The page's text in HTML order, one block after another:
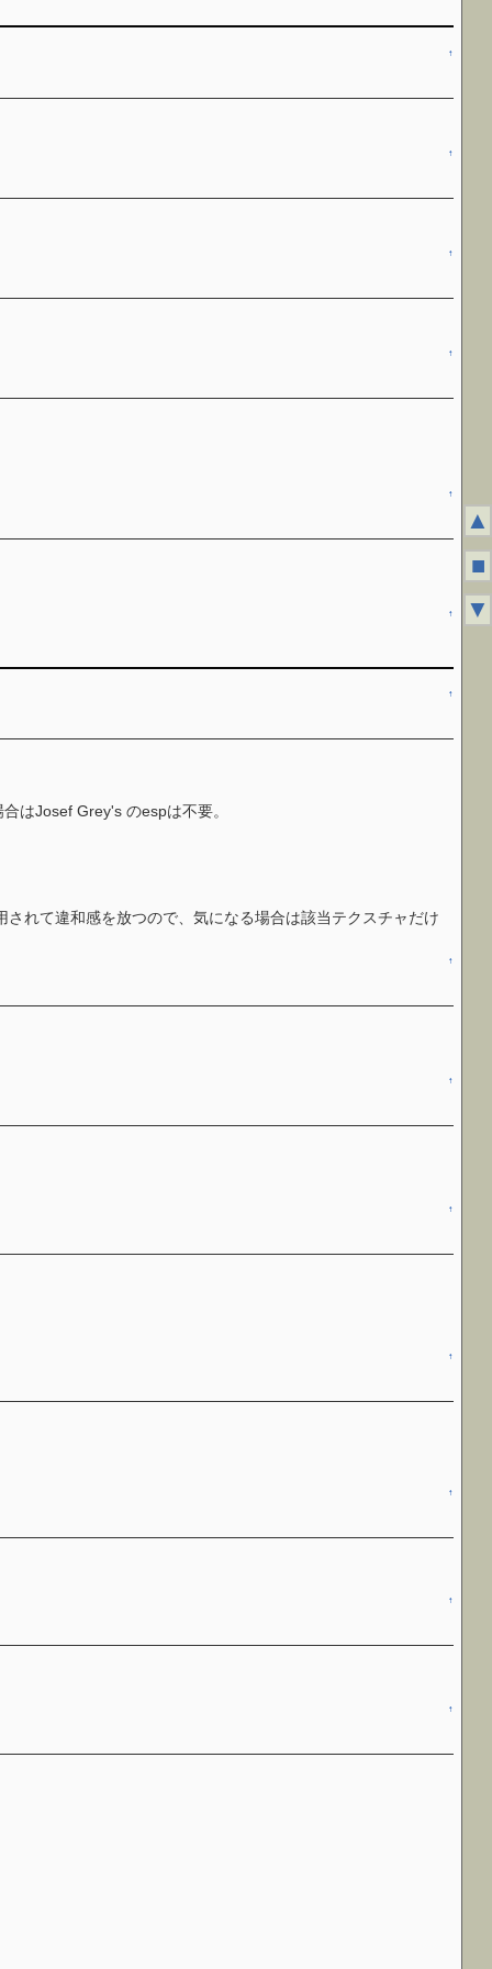
↑
↑
↑
↑
↑
↑
↑
はJosef Grey's のespは不要。
れて違和感を放つので、気になる場合は該当テクスチャだけ
↑
↑
↑
↑
↑
↑
↑
▲
■
▼